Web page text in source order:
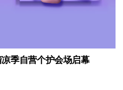
季自营个护会场启幕